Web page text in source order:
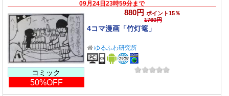
09月24日23時59分まで
コミック
50%OFF
880円 ポイント15％
1760円
4コマ漫画「竹灯篭」
ゆるふわ研究所